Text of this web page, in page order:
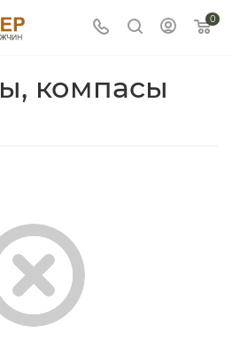
0
компасы